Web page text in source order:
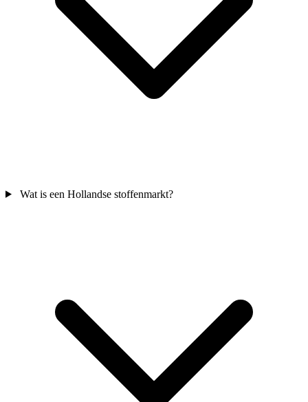
Wat is een Hollandse stoffenmarkt?